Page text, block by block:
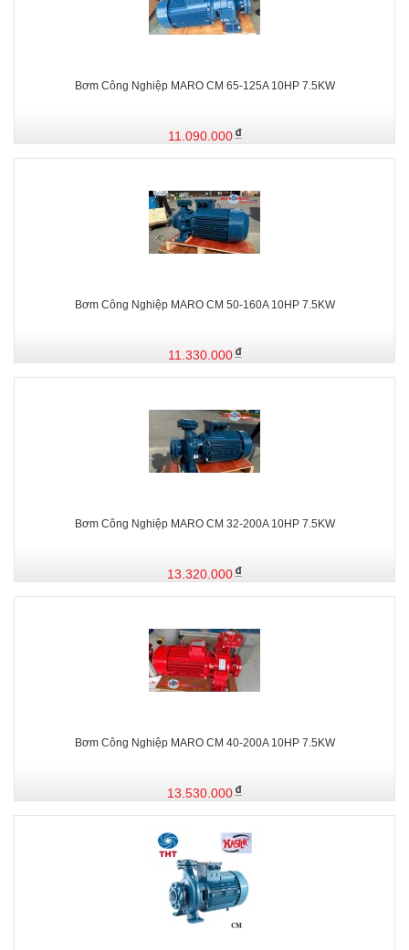
Bơm Công Nghiệp MARO CM 65-125A 10HP 7.5KW
11.090.000
Bơm Công Nghiệp MARO CM 50-160A 10HP 7.5KW
11.330.000
Bơm Công Nghiệp MARO CM 32-200A 10HP 7.5KW
13.320.000
Bơm Công Nghiệp MARO CM 40-200A 10HP 7.5KW
13.530.000